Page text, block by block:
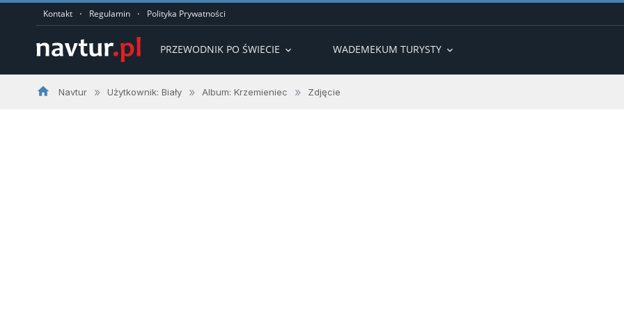
Kontakt · Regulamin · Polityka Prywatności
PRZEWODNIK PO ŚWIECIE expand_more WADEMEKUM TURYSTY expand_more
home Navtur » Użytkownik: Biały » Album: Krzemieniec » Zdjęcie